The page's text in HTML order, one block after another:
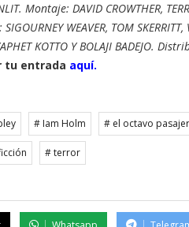
Montaje: DAVID CROWTHER,
WEAVER, TOM SKERRITT,
KOTTO Y BOLAJI BADEJO.
tu entrada aquí.
# Iam Holm # el octavo
# terror